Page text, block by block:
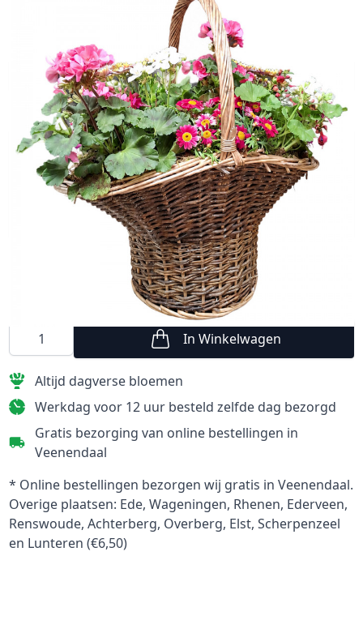
Bloemstuk Voor de Allerliefste Moeder.
Bezorgdatum *
Eventueel tekst voor op kaartje
Aantal
In Winkelwagen
Altijd dagverse bloemen
Werkdag voor 12 uur besteld zelfde dag bezorgd
Gratis bezorging van online bestellingen in
Veenendaal
* Online bestellingen bezorgen wij gratis in Veenendaal.
Overige plaatsen: Ede, Wageningen, Rhenen, Ederveen,
Renswoude, Achterberg, Overberg, Elst, Scherpenzeel
en Lunteren (€6,50)